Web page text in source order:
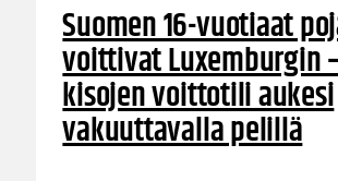
Suomen 16-vuotiaat
voittivat Luxemburgin
kisojen voittotili aukesi
vakuuttavalla pelillä